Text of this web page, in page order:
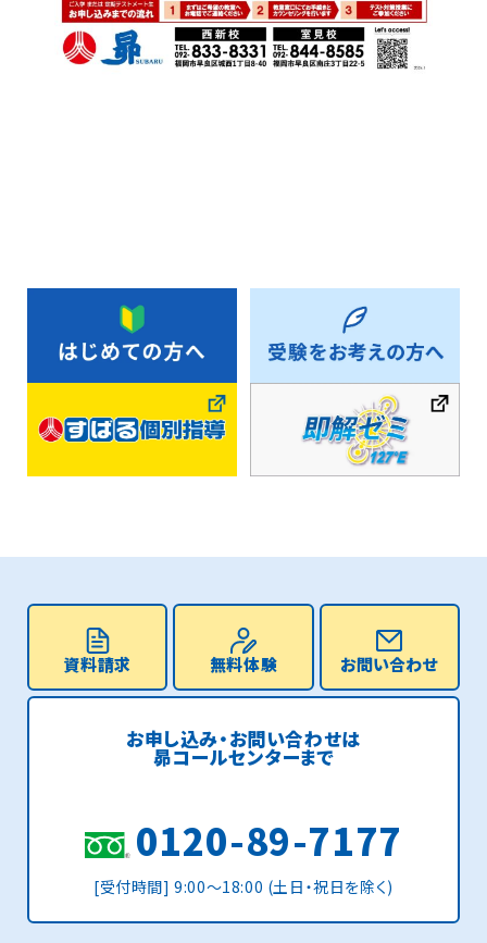
資料請求 無料体験 お問い合わせ
お申し込み・お問い合わせは
昴コールセンターまで
0120-89-7177
[受付時間] 9:00〜18:00 (土日・祝日を除く)